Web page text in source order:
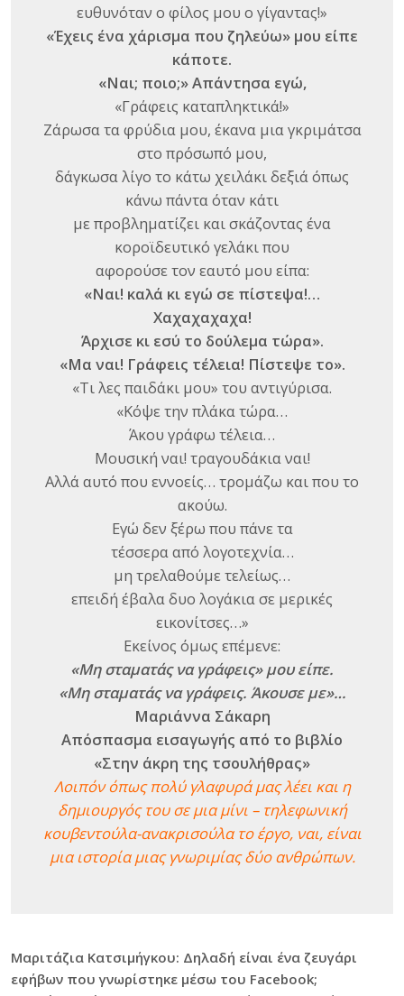
ευθυνόταν ο φίλος μου o γίγαντας!»
«Έχεις ένα χάρισμα που ζηλεύω» μου είπε
κάποτε.
«Ναι; ποιο;» Απάντησα εγώ,
«Γράφεις καταπληκτικά!»
Ζάρωσα τα φρύδια μου, έκανα μια γκριμάτσα
στο πρόσωπό μου,
δάγκωσα λίγο το κάτω χειλάκι δεξιά όπως
κάνω πάντα όταν κάτι
με προβληματίζει και σκάζοντας ένα
κοροϊδευτικό γελάκι που
αφορούσε τον εαυτό μου είπα:
«Ναι! καλά κι εγώ σε πίστεψα!…
Χαχαχαχαχα!
Άρχισε κι εσύ το δούλεμα τώρα».
«Μα ναι! Γράφεις τέλεια! Πίστεψε το».
«Τι λες παιδάκι μου» του αντιγύρισα.
«Κόψε την πλάκα τώρα…
Άκου γράφω τέλεια…
Μουσική ναι! τραγουδάκια ναι!
Αλλά αυτό που εννοείς… τρομάζω και που το
ακούω.
Εγώ δεν ξέρω που πάνε τα
τέσσερα από λογοτεχνία…
μη τρελαθούμε τελείως…
επειδή έβαλα δυο λογάκια σε μερικές
εικονίτσες…»
Εκείνος όμως επέμενε:
«Μη σταματάς να γράφεις» μου είπε.
«Μη σταματάς να γράφεις. Άκουσε με»…
Μαριάννα Σάκαρη
Απόσπασμα εισαγωγής από το βιβλίο
«Στην άκρη της τσουλήθρας»
Λοιπόν όπως πολύ γλαφυρά μας λέει και η
δημιουργός του σε μια μίνι – τηλεφωνική
κουβεντούλα-ανακρισούλα το έργο, ναι, είναι
μια ιστορία μιας γνωριμίας δύο ανθρώπων.
Μαριτάζια Κατσιμήγκου: Δηλαδή είναι ένα ζευγάρι
εφήβων που γνωρίστηκε μέσω του Facebook;